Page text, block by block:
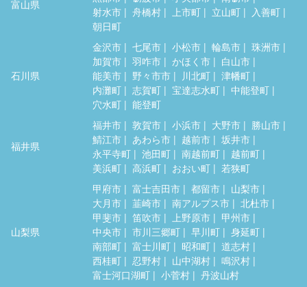
富山県
射水市
舟橋村 上市町 立山町
入善町
朝日町
石川県
金沢市 七尾市 小松市 輪島市
珠洲市
加賀市
羽咋市 かほく市
白山市
能美市
野々市市 川北町
津幡町
内灘町
志賀町 宝達志水町
中能登町
穴水町
能登町
福井県
福井市 敦賀市 小浜市 大野市
勝山市
鯖江市
あわら市 越前市
坂井市
永平寺町
池田町 南越前町
越前町
美浜町
高浜町 おおい町 若狭町
山梨県
甲府市 富士吉田市 都留市
山梨市
大月市
韮崎市 南アルプス市
北杜市
甲斐市
笛吹市 上野原市
甲州市
中央市
市川三郷町 早川町
身延町
南部町
富士川町 昭和町
道志村
西桂町
忍野村 山中湖村
鳴沢村
富士河口湖町
小菅村 丹波山村